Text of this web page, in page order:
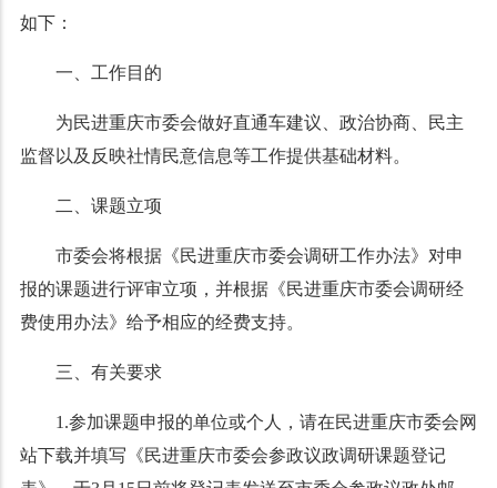
如下：
一、工作目的
为民进重庆市委会做好直通车建议、政治协商、民主
监督以及反映社情民意信息等工作提供基础材料。
二、课题立项
市委会将根据《民进重庆市委会调研工作办法》对申
报的课题进行评审立项，并根据《民进重庆市委会调研经
费使用办法》给予相应的经费支持。
三、 有关要求
1.参加课题申报的单位或个人，请在民进重庆市委会网
站下载并填写《民进重庆市委会参政议政调研课题登记